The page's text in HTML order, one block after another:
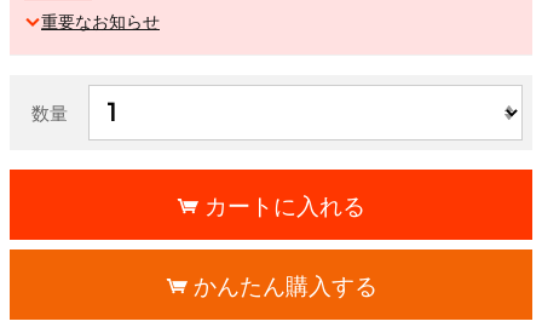
重要なお知らせ
数量
カートに入れる
かんたん購入する